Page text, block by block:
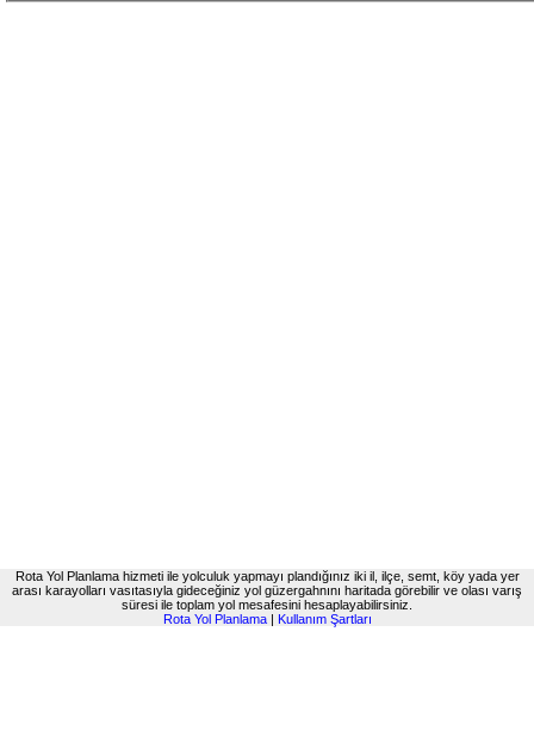
Rota Yol Planlama hizmeti ile yolculuk yapmayı plandığınız iki il, ilçe, semt, köy yada yer
arası karayolları vasıtasıyla gideceğiniz yol güzergahnını haritada görebilir ve olası varış
süresi ile toplam yol mesafesini hesaplayabilirsiniz.
Rota Yol Planlama| Kullanım Şartları